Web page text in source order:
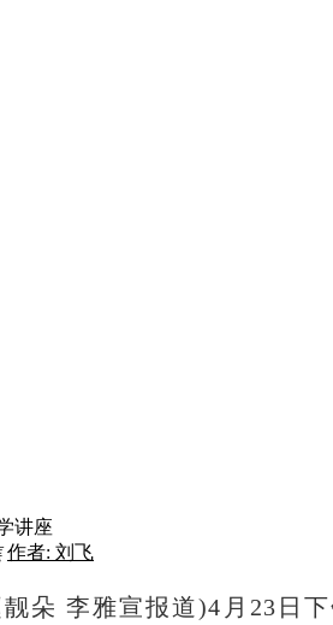
讲座
作者: 刘飞
朵 李雅宣报道)4月23日